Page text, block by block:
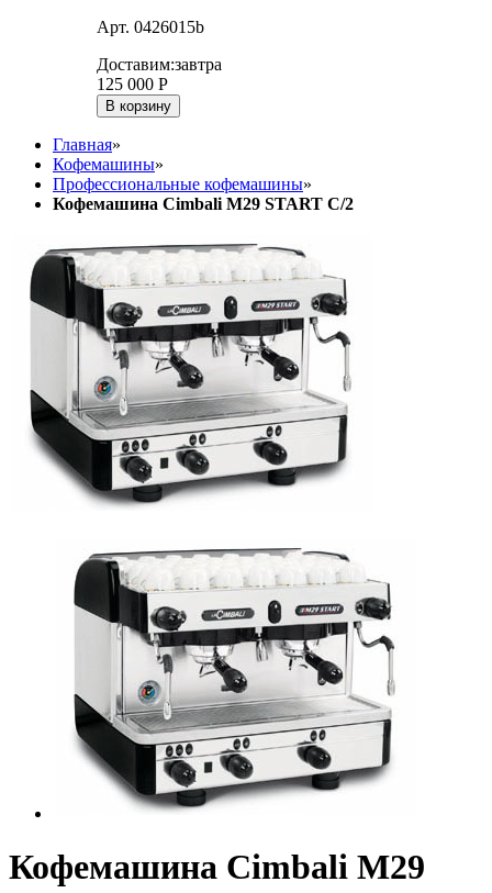
Арт. 0426015b
Доставим:завтра
125 000 Р
В корзину
Главная»
Кофемашины»
Профессиональные кофемашины»
Кофемашина Cimbali M29 START C/2
Кофемашина Cimbali M29